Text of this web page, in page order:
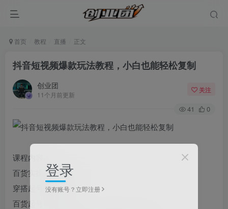
首页 教程 直播 正文
抖音短视频爆款玩法教程，小白也能轻松复制
创业团
11个月前更新
关注
41 0
课程内容：
百货实操教程,mp4
穿搭起号教程.mp4
百货起号教程.mp4
登录
没有账号？立即注册